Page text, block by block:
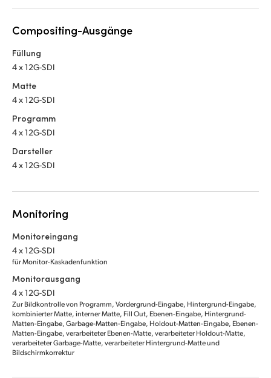
Compositing-Ausgänge
Füllung
4 x 12G-SDI
Matte
4 x 12G-SDI
Programm
4 x 12G-SDI
Darsteller
4 x 12G-SDI
Monitoring
Monitoreingang
4 x 12G-SDI
für Monitor-Kaskadenfunktion
Monitorausgang
4 x 12G-SDI
Zur Bildkontrolle von Programm, Vordergrund-Eingabe, Hintergrund-Eingabe,
kombinierter Matte, interner Matte, Fill Out, Ebenen-Eingabe, Hintergrund-
Matten-Eingabe, Garbage-Matten-Eingabe, Holdout-Matten-Eingabe, Ebenen-
Matten-Eingabe, verarbeiteter Ebenen-Matte, verarbeiteter Holdout-Matte,
verarbeiteter Garbage-Matte, verarbeiteter Hintergrund-Matte und
Bildschirmkorrektur